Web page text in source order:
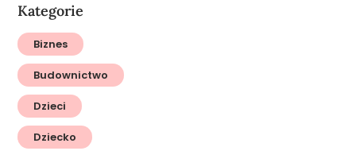
Kategorie
Biznes
Budownictwo
Dzieci
Dziecko